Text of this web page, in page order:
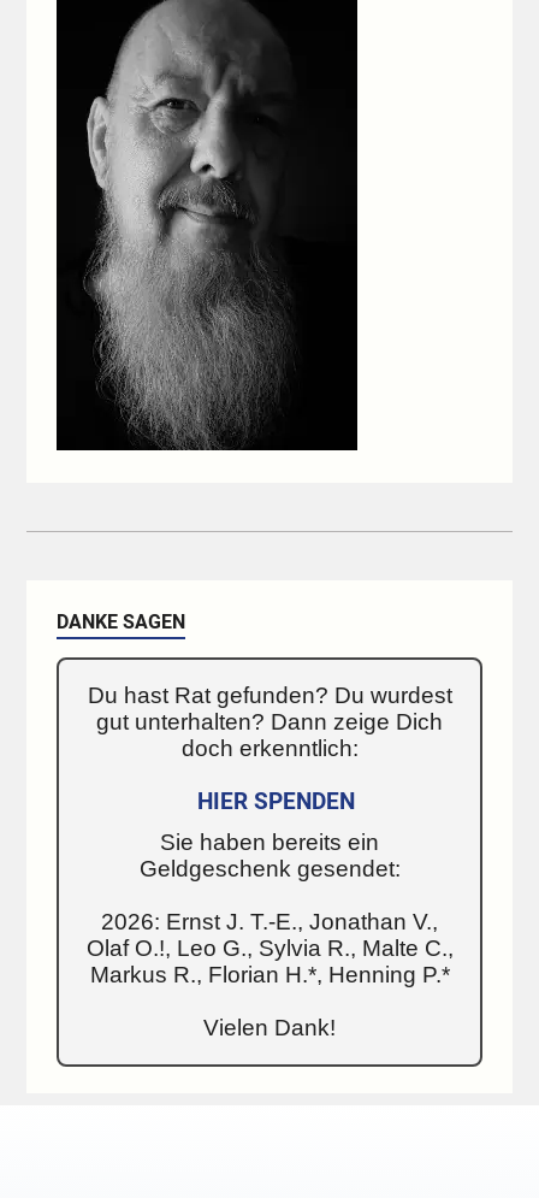
DANKE SAGEN
Du hast Rat gefunden? Du wurdest
gut unterhalten? Dann zeige Dich
doch erkenntlich:
HIER SPENDEN
Sie haben bereits ein
Geldgeschenk gesendet:
2026: Ernst J. T.-E., Jonathan V.,
Olaf O.!, Leo G., Sylvia R., Malte C.,
Markus R., Florian H.*, Henning P.*
Vielen Dank!